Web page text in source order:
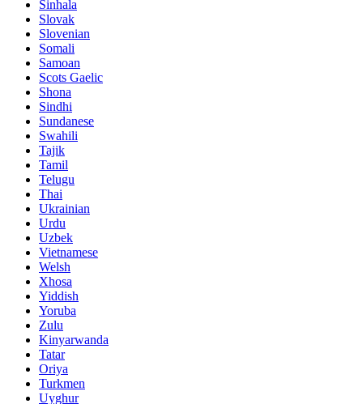
Sinhala
Slovak
Slovenian
Somali
Samoan
Scots Gaelic
Shona
Sindhi
Sundanese
Swahili
Tajik
Tamil
Telugu
Thai
Ukrainian
Urdu
Uzbek
Vietnamese
Welsh
Xhosa
Yiddish
Yoruba
Zulu
Kinyarwanda
Tatar
Oriya
Turkmen
Uyghur